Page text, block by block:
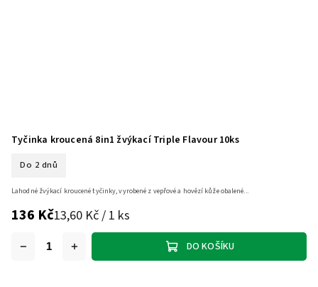
Tyčinka kroucená 8in1 žvýkací Triple Flavour 10ks
Do 2 dnů
136 Kč13,60 Kč / 1 ks
DO KOŠÍKU
Lahodné žvýkací kroucené tyčinky, vyrobené z vepřové a hovězí kůže obalené...